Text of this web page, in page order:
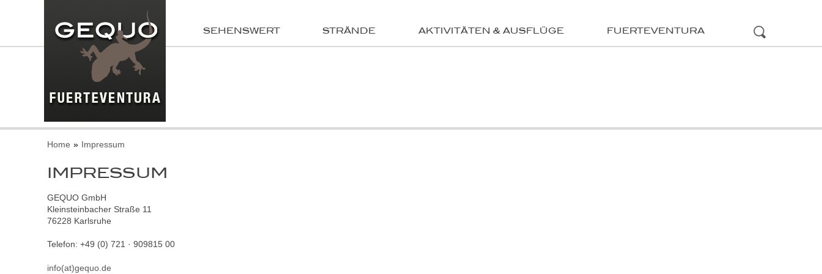
SEHENSWERT STRÄNDE AKTIVITÄTEN & AUSFLÜGE FUERTEVENTURA
Home Impressum
IMPRESSUM
GEQUO GmbH
Kleinsteinbacher Straße 11
76228 Karlsruhe
Telefon: +49 (0) 721 · 909815 00
info(at)gequo.de